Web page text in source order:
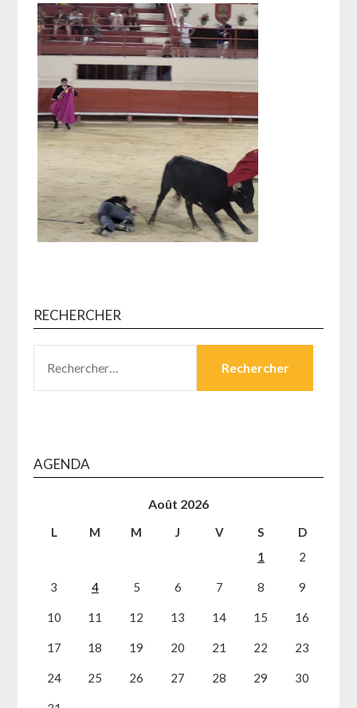
RECHERCHER
AGENDA
Août 2026
L M M J V S
D
1
2
3 4 5 6 7 8 9
10 11 12 13 14 15 16
17 18 19 20 21 22 23
24 25 26 27 28 29 30